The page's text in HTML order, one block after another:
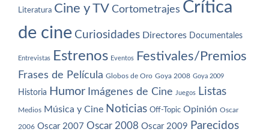
Literatura Cine y TV Cortometrajes Crítica
de cine Curiosidades Directores Documentales
Entrevistas Estrenos Eventos Festivales/Premios
Frases de Película Globos de Oro Goya 2008 Goya 2009
Historia Humor Imágenes de Cine Juegos Listas
Medios Música y Cine Noticias Off-Topic Opinión Oscar
2006 Oscar 2007 Oscar 2008 Oscar 2009 Parecidos